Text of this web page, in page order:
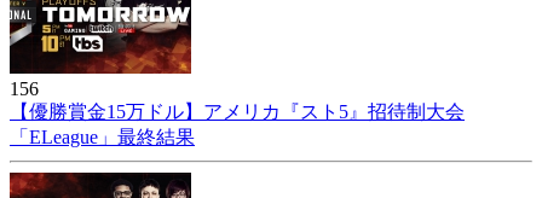
156
【優勝賞金15万ドル】アメリカ『スト5』招待制大会
「ELeague」最終結果